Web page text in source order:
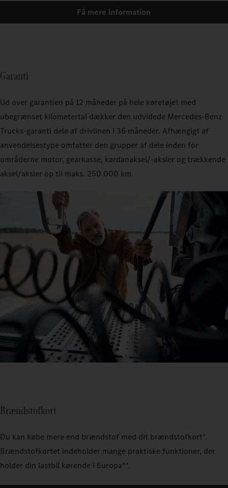
Få mere information
Garanti
Ud over garantien på 12 måneder på hele køretøjet med
ubegrænset kilometertal dækker den udvidede Mercedes‑Benz
Trucks-garanti dele af drivlinen i 36 måneder. Afhængigt af
anvendelsestype omfatter den grupper af dele inden for
områderne motor, gearkasse, kardanaksel/-aksler og trækkende
aksel/aksler op til maks. 250.000 km.
Brændstofkort
Du kan købe mere end brændstof med dit brændstofkort*.
Brændstofkortet indeholder mange praktiske funktioner, der
holder din lastbil kørende i Europa**.